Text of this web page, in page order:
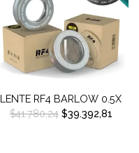
LENTE RF4 BARLOW 0.5X
$41.780,24$39.392,81